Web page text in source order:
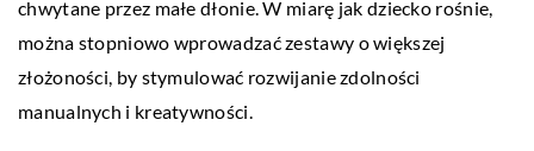
chwytane przez małe dłonie. W miarę jak dziecko rośnie,
można stopniowo wprowadzać zestawy o większej
złożoności, by stymulować rozwijanie zdolności
manualnych i kreatywności.